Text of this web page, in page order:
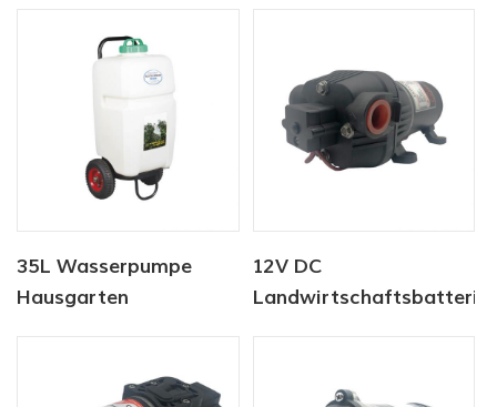
35L Wasserpumpe
Hausgarten
Gartengeräte mit
12V DC
Landwirtschaftsbatterie-